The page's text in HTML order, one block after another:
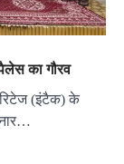
का गौरव
(इंटैक) के